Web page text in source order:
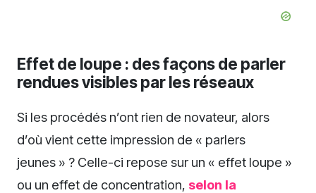
Effet de loupe : des façons de parler
rendues visibles par les réseaux
Si les procédés n’ont rien de novateur, alors
d’où vient cette impression de « parlers
jeunes » ? Celle-ci repose sur un « effet loupe »
ou un effet de concentration, selon la